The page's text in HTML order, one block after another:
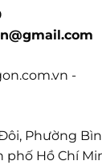
-
Phường
phố Hồ Chí